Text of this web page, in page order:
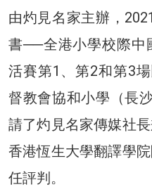
由灼見名家主辦，
書──全港小學校際中
活賽第1、第2和第3
督教會協和小學（長
請了灼見名家傳媒社
香港恆生大學翻譯學
任評判。